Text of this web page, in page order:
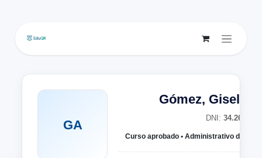
GA
Gómez, Gisela
DNI: 34.264.183
Curso aprobado • Administrativo de